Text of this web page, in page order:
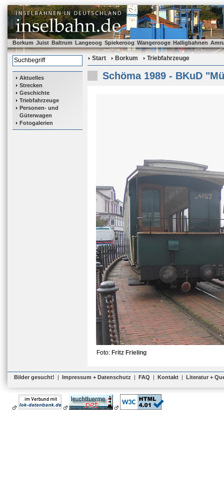
Borkum Juist Baltrum Langeoog Spiekeroog Wangerooge Halligbahnen
Aktuelles
Strecken
Geschichte
Triebfahrzeuge
Personen- und
Güterwagen
Fotogalerien
Start Borkum Triebfahrzeuge
Schöma 1989 - BKuD
Foto: Fritz Frieling
Bilder gesucht! | Impressum + Datenschutz | FAQ | Kontakt | Literatur +